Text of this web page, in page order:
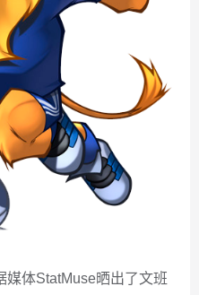
媒体StatMuse晒出了文班